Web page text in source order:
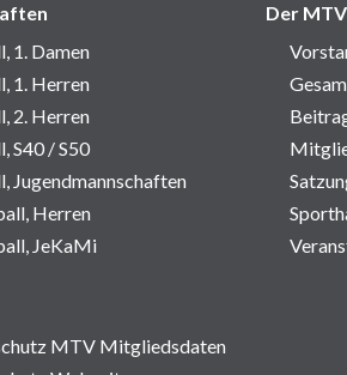
1. Damen
1. Herren
2. Herren
S40 / S50
Jugendmannschaften
Herren
JeKaMi
Der
MTV Mitgliedsdaten